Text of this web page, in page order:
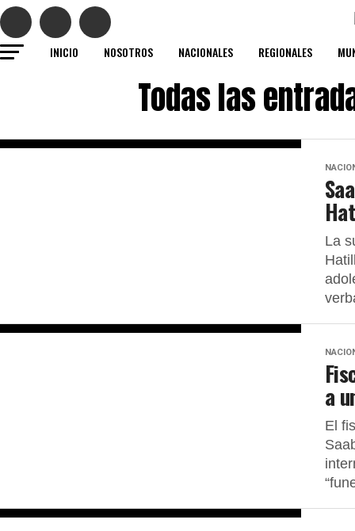
INICIO NOSOTROS NACIONALES REGIONALES
Todas las
La
a
El